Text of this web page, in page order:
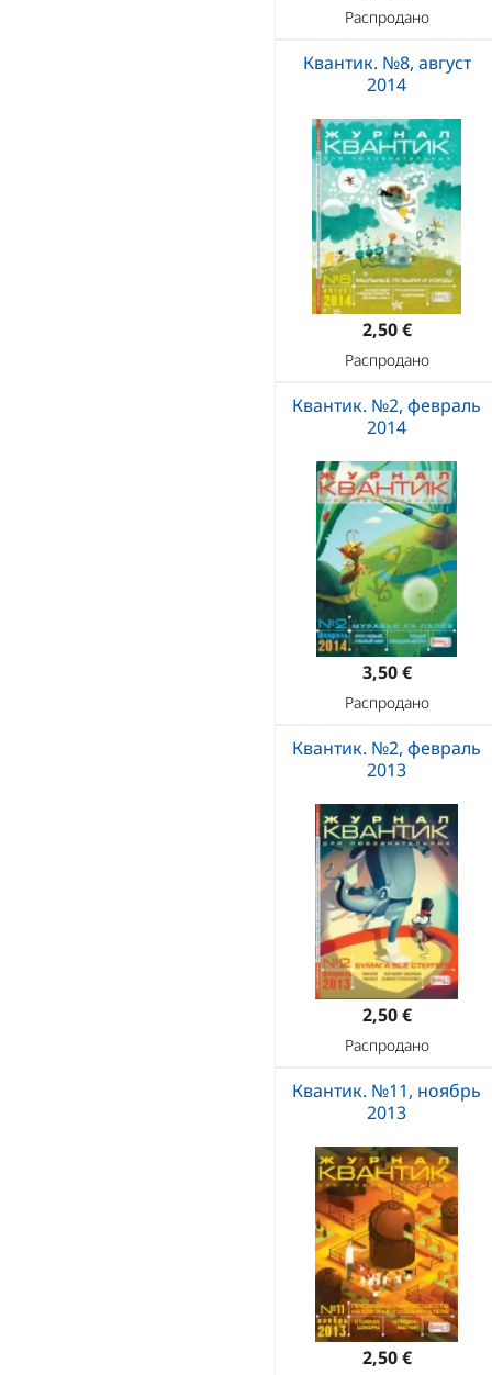
Распродано
Квантик. №8, август
2014
2,50 €
Распродано
Квантик. №2, февраль
2014
3,50 €
Распродано
Квантик. №2, февраль
2013
2,50 €
Распродано
Квантик. №11, ноябрь
2013
2,50 €